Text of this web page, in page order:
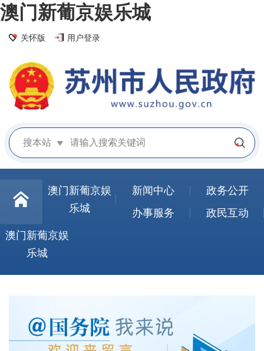
澳门新葡京娱乐城
关怀版 用户登录
搜本站
澳门新葡京娱
乐城
新闻中心
政务公开
办事服务
政民互动
澳门新葡京娱
乐城